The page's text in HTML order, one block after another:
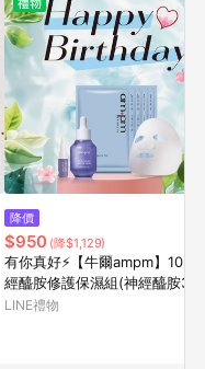
降價
$950 (降$1,129)
有你真好⚡【牛爾ampm】10%神
經醯胺修護保濕組(神經醯胺30m
l+5ml+1000分子面膜5入)生日快
LINE禮物